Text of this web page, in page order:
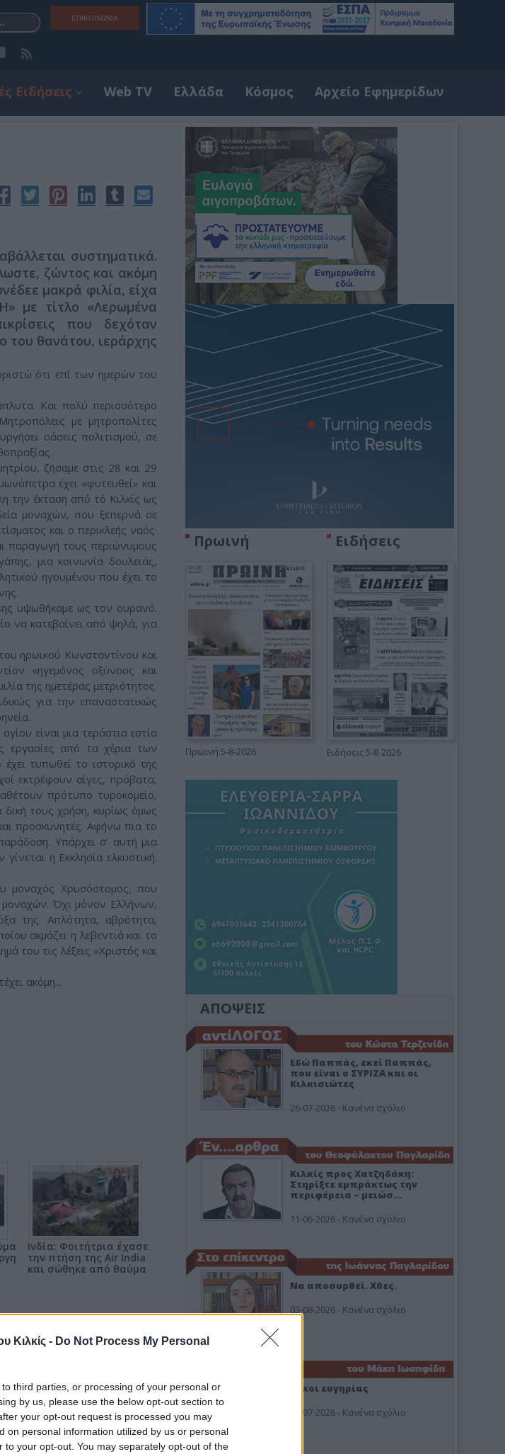
Κιλκίς - Do Not Process My Personal
third parties, or processing of your personal or
by us, please use the below opt-out section to
your opt-out request is processed you may
on personal information utilized by us or personal
your opt-out. You may separately opt-out of the
ΕΠΙΚΟΙΝΩΝΊΑ
Ειδήσεις Web TV Ελλάδα Κόσμος Αρχείο Εφημερίδων
συστηματικά.
ζώντος και ακόμη
μακρά φιλία, είχα
με τίτλο «Λερωμένα
που δεχόταν
του θανάτου, ιεράρχης
ότι επί των ημερών του
Και πολύ περισσότερο
με μητροπολίτες
οάσεις πολιτισμού, σε
ζήσαμε στις 28 και 29
έχει «φυτευθεί» και
την έκταση από τό Κιλκίς ως
μοναχών, που ξεπερνά σε
και ο περικλεής ναός·
παραγωγή τους περιώνυμους
μια κοινωνία δουλειάς,
ηγουμένου που έχει το
υψωθήκαμε ως τον ουρανό.
να κατεβαίνει από ψηλά, για
ηρωικού Κωνσταντίνου και
«ηγεμόνος οξύνοος και
της ημετέρας μετριότητος.
για την επαναστατικώς
είναι μια τεράστια εστία
εργασίες από τα χέρια των
τυπωθεί το ιστορικό της
εκτρέφουν αίγες, πρόβατα,
πρότυπο τυροκομείο,
δική τους χρήση, κυρίως όμως
προσκυνητές. Αφήνω πια το
Υπάρχει σ’ αυτή μια
η Εκκλησία ελκυστική.
μοναχός Χρυσόστομος, που
μοναχών. Όχι μόνον Ελλήνων,
της. Απλότητα, αβρότητα,
ακμάζει η λεβεντιά και το
του τις λέξεις «Χριστός και
ακόμη...
Ινδία: Φοιτήτρια έχασε
την πτήση της Air India
και σώθηκε από θαύμα
επιστροφή στην κορυφή
Πρωινή
Πρωινή 5-8-2026
Ειδήσεις
Ειδήσεις 5-8-2026
ΑΠΟΨΕΙΣ
Εδώ Παππάς, εκεί Παππάς,
που είναι ο ΣΥΡΙΖΑ και οι
Κιλκισιώτες
26-07-2026 - Κανένα σχόλιο
Κιλκίς προς Χατζηδάκη:
Στηρίξτε εμπράκτως την
περιφέρεια – μειώσ…
11-06-2026 - Κανένα σχόλιο
Να αποσυρθεί. Χθες.
03-08-2026 - Κανένα σχόλιο
Οίκοι ευγηρίας
24-07-2026 - Κανένα σχόλιο